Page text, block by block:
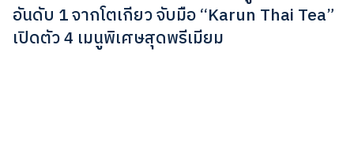
อันดับ 1 จากโตเกียว จับมือ “Karun Thai Tea”
เปิดตัว 4 เมนูพิเศษสุดพรีเมียม